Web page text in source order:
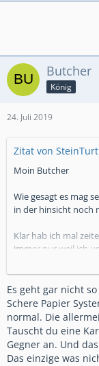
Butcher
König
24. Juli 2019
Zitat von
Moin Butcher
Wie gesagt es mag
in der hinsicht noch
Klar hab ich mal
immer nur weil ich
Und zu dem das
Meinen zweitacc
gebaut hab, und
das Cell mich iwie
Gruß Turtle
Es geht gar nicht
Schere Papier
normal. Die
Tauscht du eine
Gegner an. Und
Das einzige was